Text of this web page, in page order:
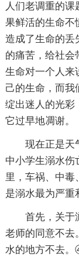
人们老调重的
果鲜活的生命不
造成了生命的丢
的痛苦，给社会
生命对一个人来
己的生命，而我
绽出迷人的光彩
它过早地凋谢。
现在正是天
中小学生溺水伤
里，车祸、中毒
是溺水最为严重
首先，关于
老师的同意不
水的地方不去